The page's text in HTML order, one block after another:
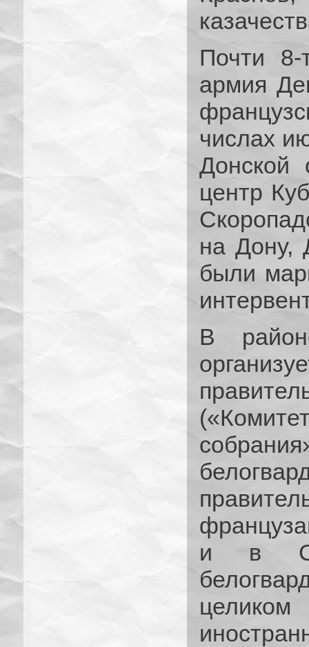
Почти 8-
армия
числах
Донской
центр
на Дону,
были
В
и в